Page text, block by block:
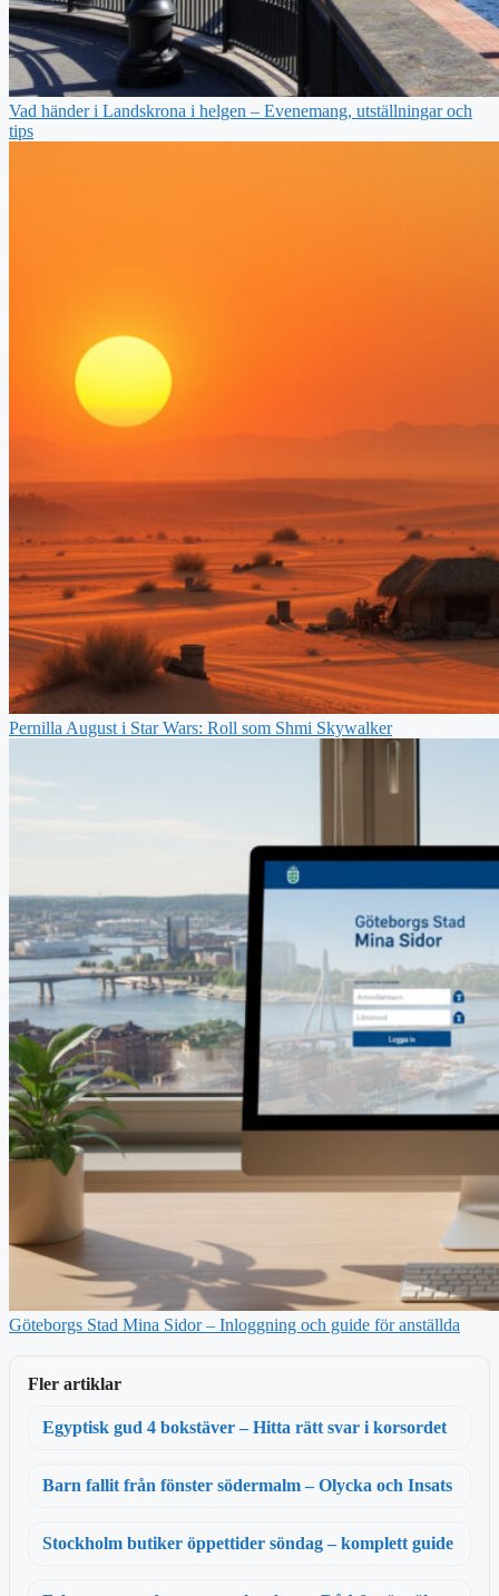
Vad händer i Landskrona i helgen – Evenemang, utställningar och
tips
Pernilla August i Star Wars: Roll som Shmi Skywalker
Göteborgs Stad Mina Sidor – Inloggning och guide för anställda
Fler artiklar
Egyptisk gud 4 bokstäver – Hitta rätt svar i korsordet
Barn fallit från fönster södermalm – Olycka och Insats
Stockholm butiker öppettider söndag – komplett guide